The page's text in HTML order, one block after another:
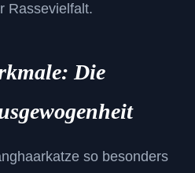
Rassevielfalt.
Die
so besonders